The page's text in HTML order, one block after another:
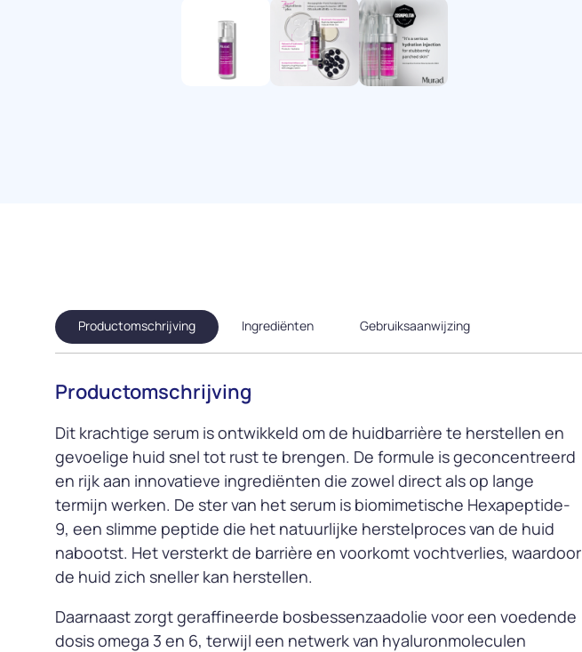
Productomschrijving Ingrediënten Gebruiksaanwijzing
Productomschrijving
Dit krachtige serum is ontwikkeld om de huidbarrière te herstellen en
gevoelige huid snel tot rust te brengen. De formule is geconcentreerd
en rijk aan innovatieve ingrediënten die zowel direct als op lange
termijn werken. De ster van het serum is biomimetische Hexapeptide-
9, een slimme peptide die het natuurlijke herstelproces van de huid
nabootst. Het versterkt de barrière en voorkomt vochtverlies, waardoor
de huid zich sneller kan herstellen.
Daarnaast zorgt geraffineerde bosbessenzaadolie voor een voedende
dosis omega 3 en 6, terwijl een netwerk van hyaluronmoleculen